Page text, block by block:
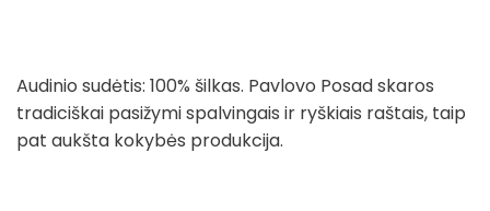
Audinio sudėtis: 100% šilkas. Pavlovo Posad skaros
tradiciškai pasižymi spalvingais ir ryškiais raštais, taip
pat aukšta kokybės produkcija.